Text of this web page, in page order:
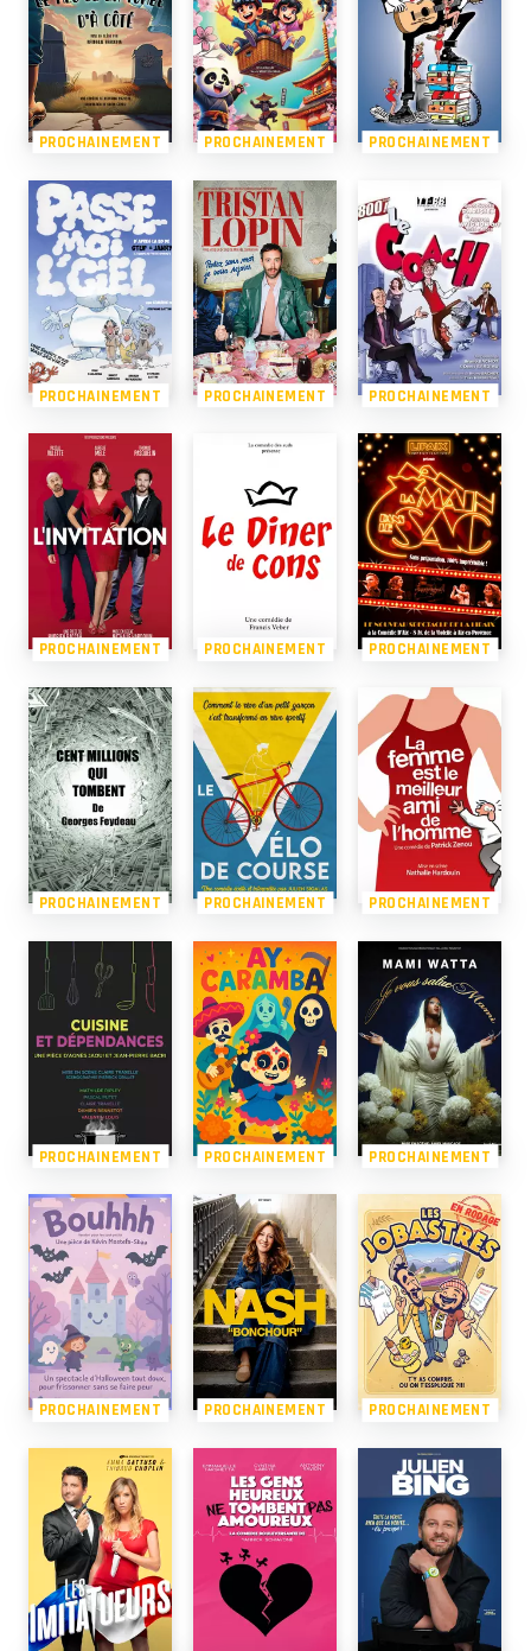
PROCHAINEMENT PROCHAINEMENT PROCHAINEMENT
PROCHAINEMENT PROCHAINEMENT PROCHAINEMENT
PROCHAINEMENT PROCHAINEMENT PROCHAINEMENT
PROCHAINEMENT PROCHAINEMENT PROCHAINEMENT
PROCHAINEMENT PROCHAINEMENT PROCHAINEMENT
PROCHAINEMENT PROCHAINEMENT PROCHAINEMENT